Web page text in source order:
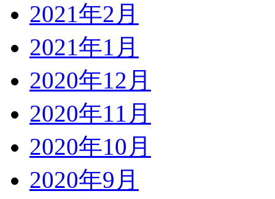
2021年2月
2021年1月
2020年12月
2020年11月
2020年10月
2020年9月